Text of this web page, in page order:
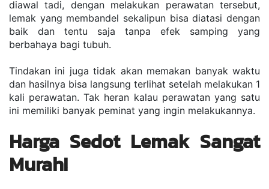
diawal tadi, dengan melakukan perawatan tersebut,
lemak yang membandel sekalipun bisa diatasi dengan
baik dan tentu saja tanpa efek samping yang
berbahaya bagi tubuh.
Tindakan ini juga tidak akan memakan banyak waktu
dan hasilnya bisa langsung terlihat setelah melakukan 1
kali perawatan. Tak heran kalau perawatan yang satu
ini memiliki banyak peminat yang ingin melakukannya.
Harga Sedot Lemak Sangat
Murah!